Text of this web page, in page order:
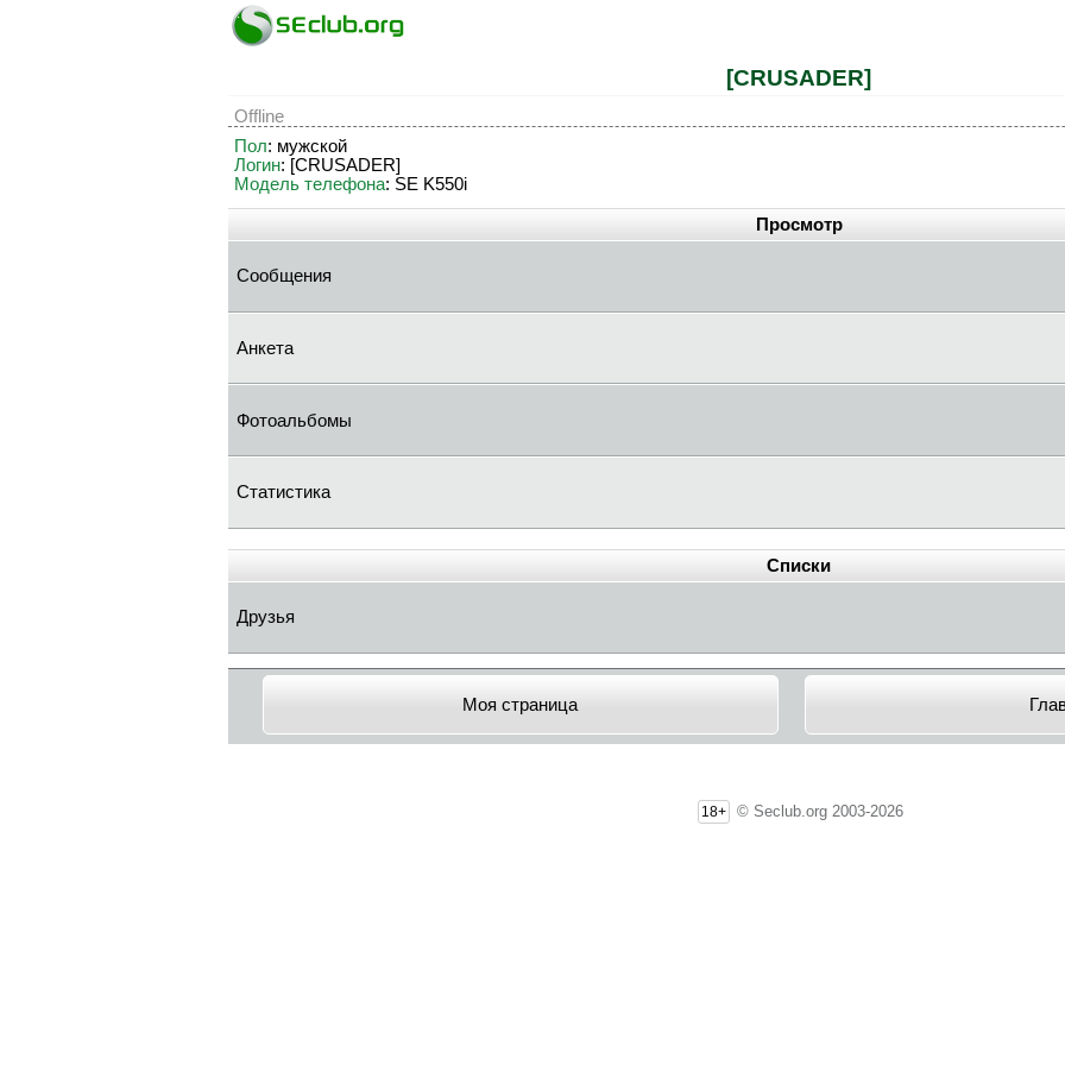
[CRUSADER]
Offline
Пол: мужской
Логин: [CRUSADER]
Модель телефона: SE K550i
Просмотр
Сообщения
Анкета
Фотоальбомы
Статистика
Списки
Друзья
Моя страница
18+ © Seclub.org 2003-2026